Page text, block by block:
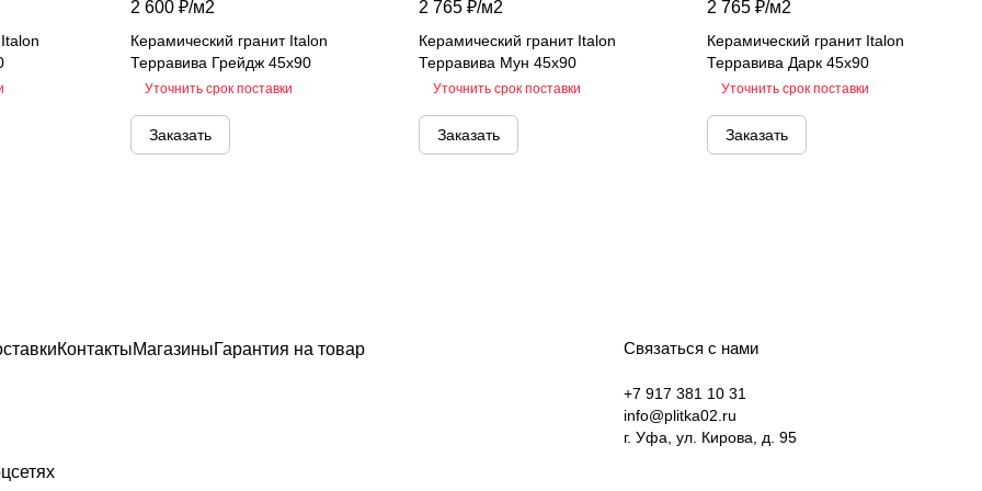
2 600 ₽/м2
Керамический гранит Italon
Терравива Грейдж 45х90
Уточнить срок поставки
Заказать
2 765 ₽/м2
Керамический гранит Italon
Терравива Мун 45х90
Уточнить срок поставки
Заказать
2 765 ₽/м2
Керамический гранит Italon
Терравива Дарк 45х90
Уточнить срок поставки
Заказать
КонтактыМагазиныГарантия на товар Связаться с нами
+7 917 381 10 31
info@plitka02.ru
г. Уфа, ул. Кирова, д. 95